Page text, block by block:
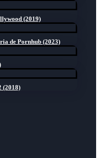
(2019)
de Pornhub (2023)
(2018)